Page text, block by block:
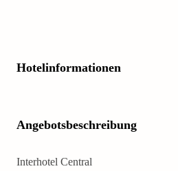
Hotelinformationen
Angebotsbeschreibung
Interhotel Central